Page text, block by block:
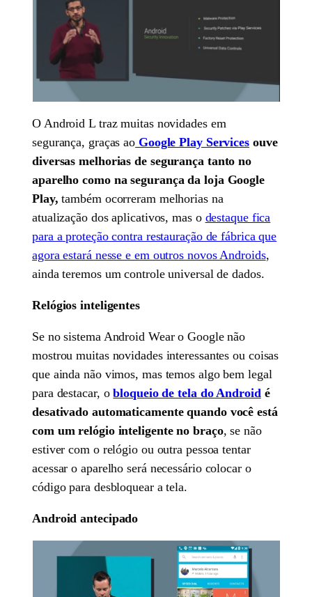
O Android L traz muitas novidades em
segurança, graças ao Google Play Servicesouve
diversas melhorias de segurança tanto no
aparelho como na segurança da loja Google
Play,também ocorreram melhorias na
atualização dos aplicativos, mas o destaque fica
para a proteção contra restauração de fábrica que
agora estará nesse e em outros novos Androids,
ainda teremos um controle universal de dados.
Relógios inteligentes
Se no sistema Android Wear o Google não
mostrou muitas novidades interessantes ou coisas
que ainda não vimos, mas temos algo bem legal
para destacar, obloqueio de tela do Android é
desativado automaticamente quando você está
com um relógio inteligente no braço, se não
estiver com o relógio ou outra pessoa tentar
acessar o aparelho será necessário colocar o
código para desbloquear a tela.
Android antecipado